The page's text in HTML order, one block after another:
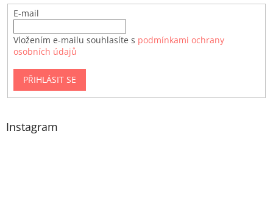
E-mail
Vložením e-mailu souhlasíte s podmínkami ochrany
osobních údajů
PŘIHLÁSIT SE
Instagram